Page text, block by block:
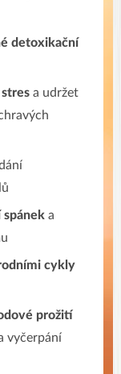
detoxikační
a udržet
a
cykly
prožití
vyčerpání